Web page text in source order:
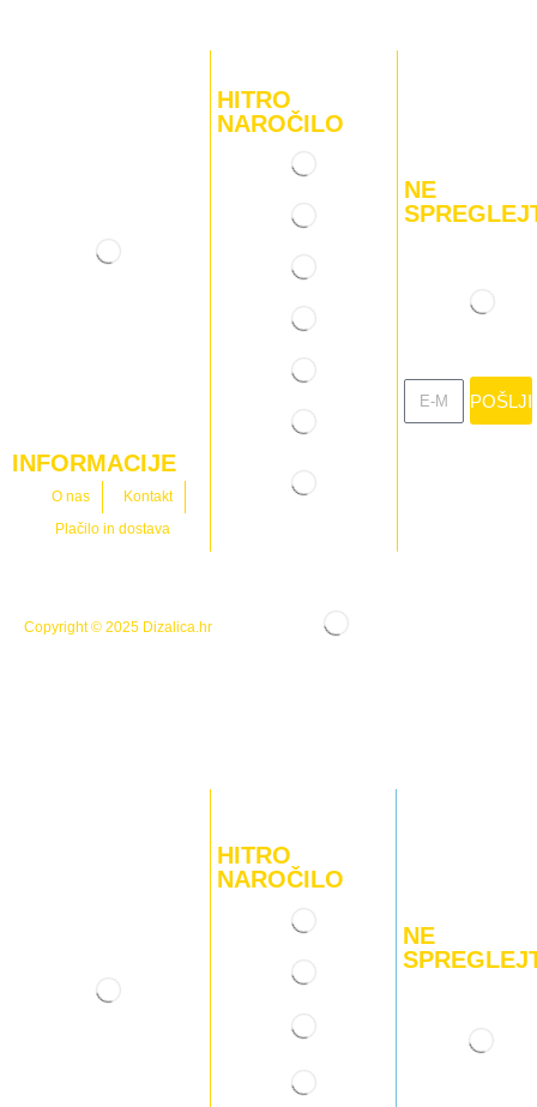
INFORMACIJE
O nas
Kontakt
Plačilo in dostava
HITRO
NAROČILO
NE
POŠLJI
Copyright © 2025 Dizalica.hr
HITRO
NAROČILO
NE